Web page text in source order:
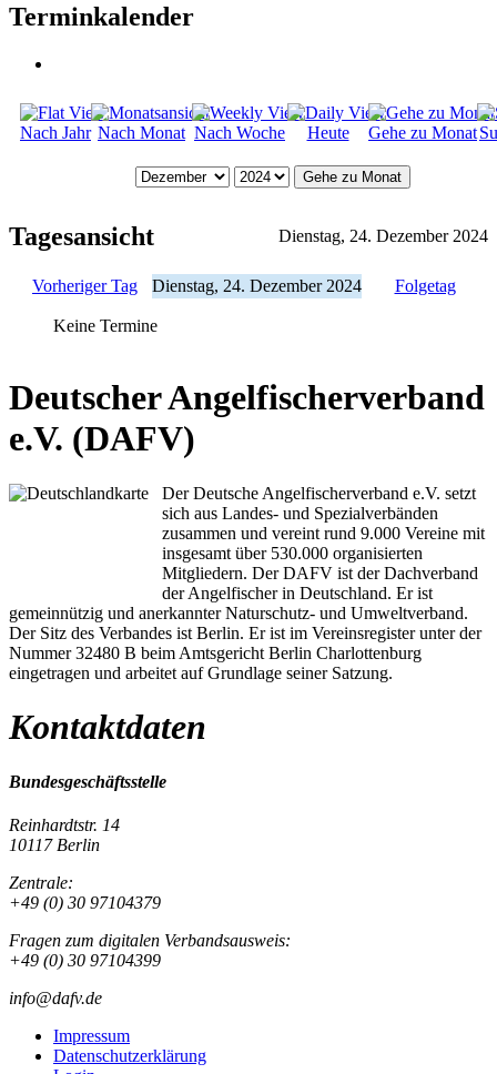
Terminkalender
Nach Jahr Nach Monat Nach Woche Heute Gehe zu Monat
Gehe zu Monat
Tagesansicht Dienstag, 24. Dezember 2024
Vorheriger Tag Dienstag, 24. Dezember 2024 Folgetag
Keine Termine
Deutscher Angelfischerverband
e.V. (DAFV)
Der Deutsche Angelfischerverband e.V. setzt
sich aus Landes- und Spezialverbänden
zusammen und vereint rund 9.000 Vereine mit
insgesamt über 530.000 organisierten
Mitgliedern. Der DAFV ist der Dachverband
der Angelfischer in Deutschland. Er ist
gemeinnützig und anerkannter Naturschutz- und Umweltverband.
Der Sitz des Verbandes ist Berlin. Er ist im Vereinsregister unter der
Nummer 32480 B beim Amtsgericht Berlin Charlottenburg
eingetragen und arbeitet auf Grundlage seiner Satzung.
Kontaktdaten
Bundesgeschäftsstelle
Reinhardtstr. 14
10117 Berlin
Zentrale:
+49 (0) 30 97104379
Fragen zum digitalen Verbandsausweis:
+49 (0) 30 97104399
info@dafv.de
Impressum
Datenschutzerklärung